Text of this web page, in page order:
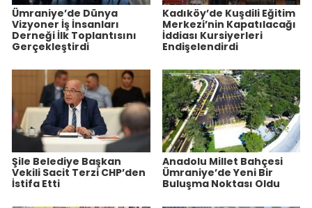
Ümraniye’de Dünya
Vizyoner İş İnsanları
Derneği İlk Toplantısını
Gerçekleştirdi
Kadıköy’de Kuşdili Eğitim
Merkezi’nin Kapatılacağı
İddiası Kursiyerleri
Endişelendirdi
Şile Belediye Başkan
Vekili Sacit Terzi CHP’den
İstifa Etti
Anadolu Millet Bahçesi
Ümraniye’de Yeni Bir
Buluşma Noktası Oldu